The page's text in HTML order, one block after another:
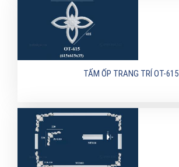
TẤM ỐP TRANG TRÍ OT-615